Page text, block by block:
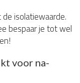
isolatiewaarde.
bespaar je tot wel
voor na-